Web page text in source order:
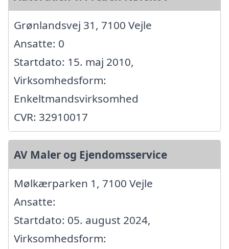
Grønlandsvej 31, 7100 Vejle
Ansatte: 0
Startdato: 15. maj 2010,
Virksomhedsform:
Enkeltmandsvirksomhed
CVR: 32910017
AV Maler og Ejendomsservice
Mølkærparken 1, 7100 Vejle
Ansatte:
Startdato: 05. august 2024,
Virksomhedsform: